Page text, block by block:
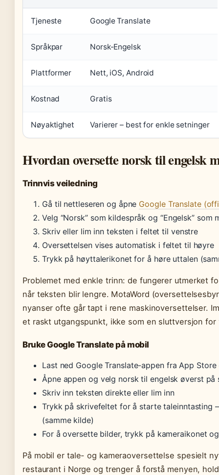
Tjeneste Google Translate
Språkpar Norsk-Engelsk
Plattformer Nett, iOS, Android
Kostnad Gratis
Nøyaktighet Varierer – best for enkle setninger
Hvordan oversette norsk til engelsk
Trinnvis veiledning
Gå til nettleseren og åpne Google Translate
Velg “Norsk” som kildespråk og “Engelsk” som
Skriv eller lim inn teksten i feltet til venstre
Oversettelsen vises automatisk i feltet til høyre
Trykk på høyttalerikonet for å høre uttalen
Problemet med enkle trinn: de fungerer utmerket
når teksten blir lengre. MotaWord
nyanser ofte går tapt i rene maskinoversettelser.
et raskt utgangspunkt, ikke som en sluttversjon
Bruke Google Translate på mobil
Last ned Google Translate-appen fra App
Åpne appen og velg norsk til engelsk øverst på
Skriv inn teksten direkte eller lim inn
Trykk på skrivefeltet for å starte taleinntasting
(samme kilde)
For å oversette bilder, trykk på kameraikonet
På mobil er tale- og kameraoversettelse spesielt
restaurant i Norge og trenger å forstå menyen,